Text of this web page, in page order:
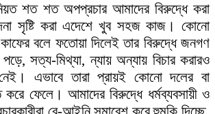
শত শত অপপ্রচার আমাদের বিরুদ্ধে করা
সৃষ্টি করা এদেশে খুব সহজ কাজ। কোনো
কাফের বলে ফতোয়া দিলেই তার বিরুদ্ধে জনগণ
সত্য-মিথ্যা, ন্যায় অন্যায় বিচার করারও
এভাবে তারা প্রায়ই কোনো দলের বা
করে ফেলে। আমাদের বিরুদ্ধে ধর্মব্যবসায়ী ও